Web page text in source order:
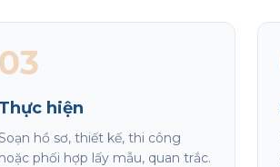
03
Thực hiện
hồ sơ, thiết kế, thi công
hoặc phối hợp lấy mẫu, quan trắc.